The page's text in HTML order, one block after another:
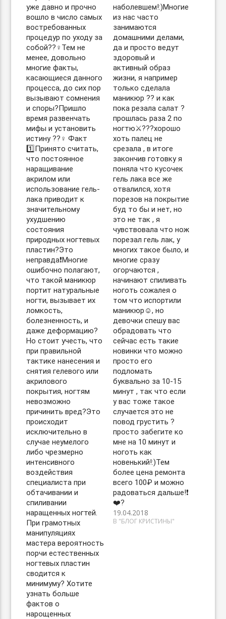
уже давно и прочно
вошло в число самых
востребованных
процедур по уходу за
собой??‍♀️Тем не
менее, довольно
многие факты,
касающиеся данного
процесса, до сих пор
вызывают сомнения
и споры?Пришло
время развенчать
мифы и установить
истину ??‍♀️ Факт
1️⃣Принято считать,
что постоянное
наращивание
акрилом или
использование гель-
лака приводит к
значительному
ухудшению
состояния
природных ногтевых
пластин?Это
неправда❗️Многие
ошибочно полагают,
что такой маникюр
портит натуральные
ногти, вызывает их
ломкость,
болезненность, и
даже деформацию?
Но стоит учесть, что
при правильной
тактике нанесения и
снятия гелевого или
акрилового
покрытия, ногтям
невозможно
причинить вред?Это
происходит
исключительно в
случае неумелого
либо чрезмерно
интенсивного
воздействия
специалиста при
обтачивании и
спиливании
наращенных ногтей.
При грамотных
манипуляциях
мастера вероятность
порчи естественных
ногтевых пластин
сводится к
минимуму? Хотите
узнать больше
фактов о
нарощенных
наболевшем!:)Многие
из нас часто
занимаются
домашними делами,
да и просто ведут
здоровый и
активный образ
жизни, я например
только сделала
маникюр ?? и как
пока резала салат ?
прошлась раза 2 по
ногтю⚔️???хорошо
хоть палец не
срезала , в итоге
закончив готовку я
поняла что кусочек
гель лака все же
отвалился, хотя
порезов на покрытие
буд то бы и нет, но
это не так , я
чувствовала что нож
порезал гель лак, у
многих такое было, и
многие сразу
огорчаются ,
начинают спиливать
ноготь сожалея о
том что испортили
маникюр☺️, но
девочки спешу вас
обрадовать что
сейчас есть такие
новинки что можно
просто его
подломать
буквально за 10-15
минут , так что если
у вас тоже такое
случается это не
повод грустить ?
просто забегите ко
мне на 10 минут и
ноготь как
новенький!:)Тем
более цена ремонта
всего 100₽ и можно
радоваться дальше!❗️
❤️?
19.04.2018
В "БЛОГ КРИСТИНЫ"